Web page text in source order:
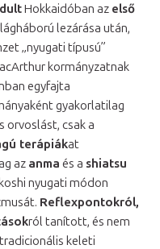
Hokkaidóban az első
lezárása után,
„nyugati típusú”
kormányzatnak
egyfajta
gyakorlatilag
orvoslást, csak a
terápiákat
az anma és a shiatsu
nyugati módon
Reflexpontokról,
ról tanított, és nem
keleti